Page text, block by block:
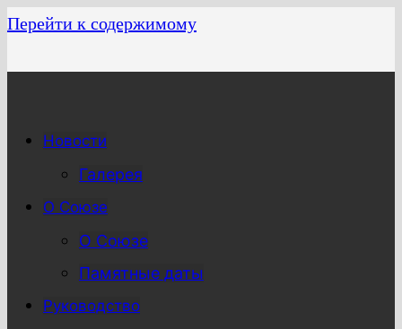
Перейти к содержимому
Новости
Галерея
О Союзе
О Союзе
Памятные даты
Руководство